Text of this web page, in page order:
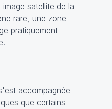
satellite de la
rare, une zone
pratiquement
accompagnée
que certains